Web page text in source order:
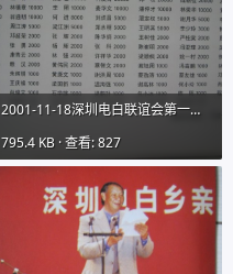
2001-11-18深圳电白联谊会第一期会刊图片01IMG_9731 (23).JPG
795.4 KB · 查看: 827